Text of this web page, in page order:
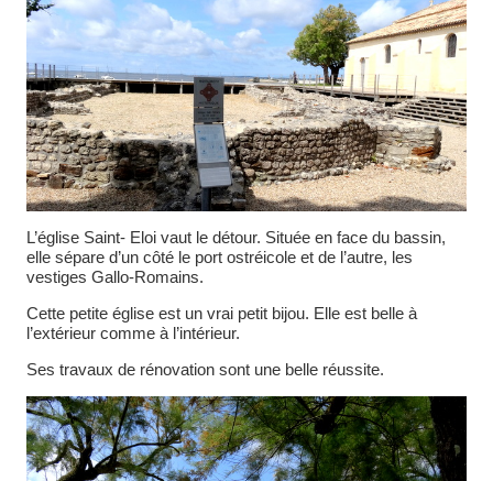
L’église Saint- Eloi vaut le détour. Située en face du bassin,
elle sépare d’un côté le port ostréicole et de l’autre, les
vestiges Gallo-Romains.
Cette petite église est un vrai petit bijou. Elle est belle à
l’extérieur comme à l’intérieur.
Ses travaux de rénovation sont une belle réussite.